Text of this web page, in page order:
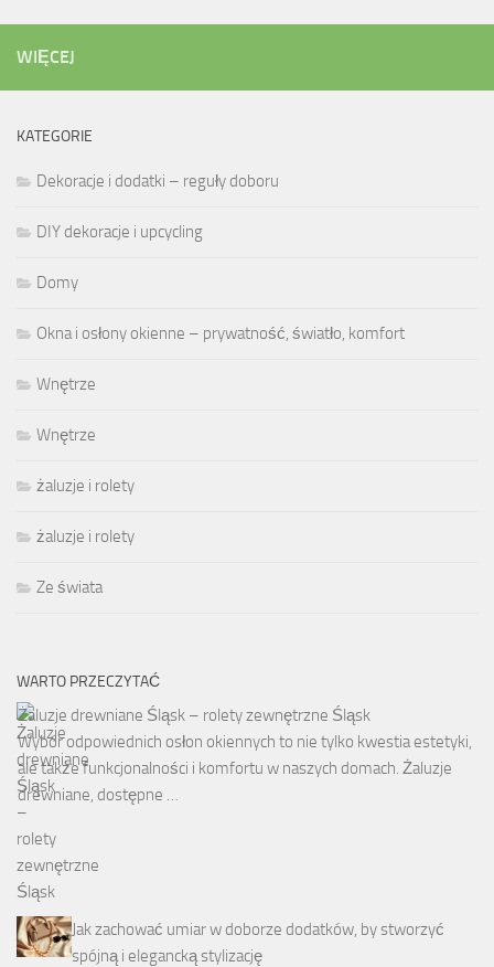
WIĘCEJ
KATEGORIE
Dekoracje i dodatki – reguły doboru
DIY dekoracje i upcycling
Domy
Okna i osłony okienne – prywatność, światło, komfort
Wnętrze
Wnętrze
żaluzje i rolety
żaluzje i rolety
Ze świata
WARTO PRZECZYTAĆ
Żaluzje drewniane Śląsk – rolety zewnętrzne Śląsk
Wybór odpowiednich osłon okiennych to nie tylko kwestia estetyki,
ale także funkcjonalności i komfortu w naszych domach. Żaluzje
drewniane, dostępne …
Jak zachować umiar w doborze dodatków, by stworzyć
spójną i elegancką stylizację